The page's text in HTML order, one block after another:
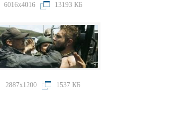
6016x4016 13193 КБ
2887x1200 1537 КБ